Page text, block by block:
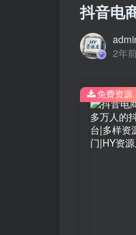
抖音电
2年
免费资源